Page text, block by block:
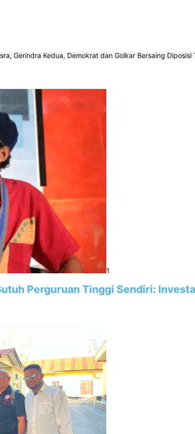
Gerindra Kedua, Demokrat dan Golkar Bersaing
1
Perguruan Tinggi Sendiri: